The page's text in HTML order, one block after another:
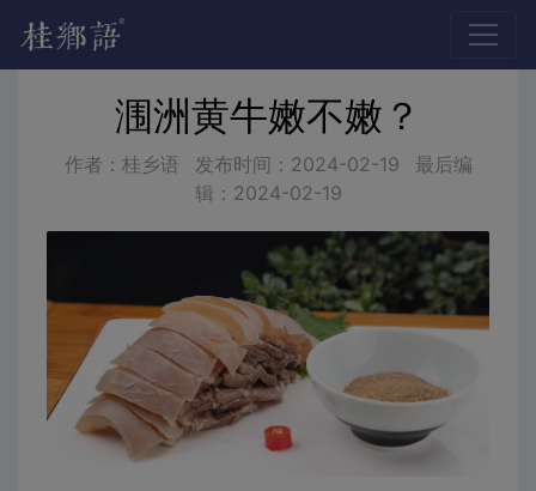
涠洲黄牛嫩不嫩？
作者：桂乡语 发布时间： 2024-02-19
最后编
辑： 2024-02-19